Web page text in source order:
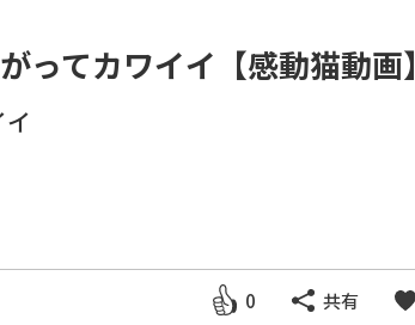
ってカワイイ【感動猫動画】
Selection​】と称して昔の感動猫
0 共有